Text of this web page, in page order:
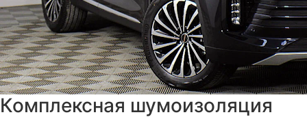
Комплексная шумоизоляция